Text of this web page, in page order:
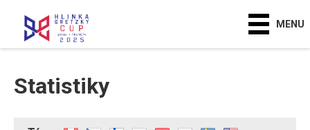
MENU
Statistiky